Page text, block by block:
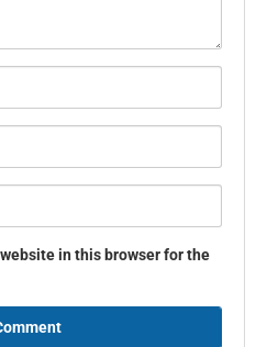
in this browser for the